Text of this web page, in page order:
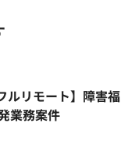
ルリモート】障害福
業務案件